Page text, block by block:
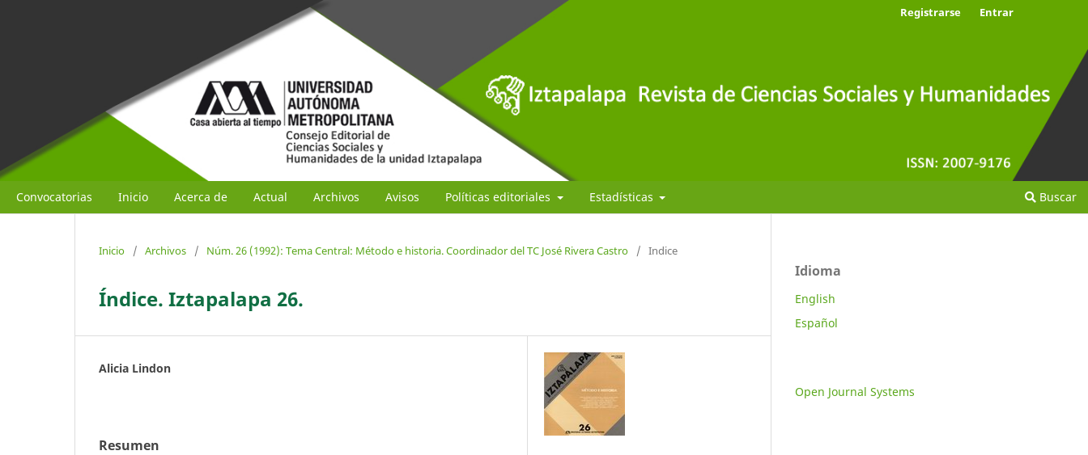
Convocatorias Inicio Acerca de Actual Archivos Avisos Políticas editoriales Estadísticas Buscar
Registrarse Entrar
Inicio / Archivos / Núm. 26 (1992): Tema Central: Método e historia. Coordinador del TC José Rivera Castro / Indice
Índice. Iztapalapa 26.
Alicia Lindon
Resumen
Idioma
English
Español
Open Journal Systems